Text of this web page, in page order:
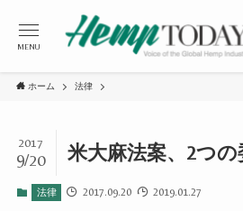
MENU
ホーム 法律
米大麻法案、2つ
2017
9/20
法律 2017.09.20 2019.01.27